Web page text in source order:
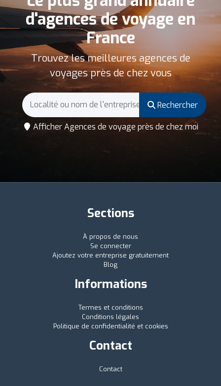
d'agences de voyage en
France
Trouvez les meilleures agences de
voyages près de chez vous
Rechercher
Afficher Agences de voyage près de chez moi
Sections
À propos de nous
Se connecter
Ajoutez votre entreprise gratuitement
Blog
Informations
Termes et conditions
Conditions légales
Politique de confidentialité et cookies
Contact
Contact